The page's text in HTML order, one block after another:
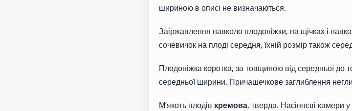
шириною в описі не визначаються.
Заіржавлення навколо плодоніжки, на щічках і
сочевичок на плоді середня, їхній розмір також
Плодоніжка коротка, за товщиною від середньої до
середньої ширини. Причашечкове заглиблення
М’якоть плодів кремова, тверда. Насіннєві камери у